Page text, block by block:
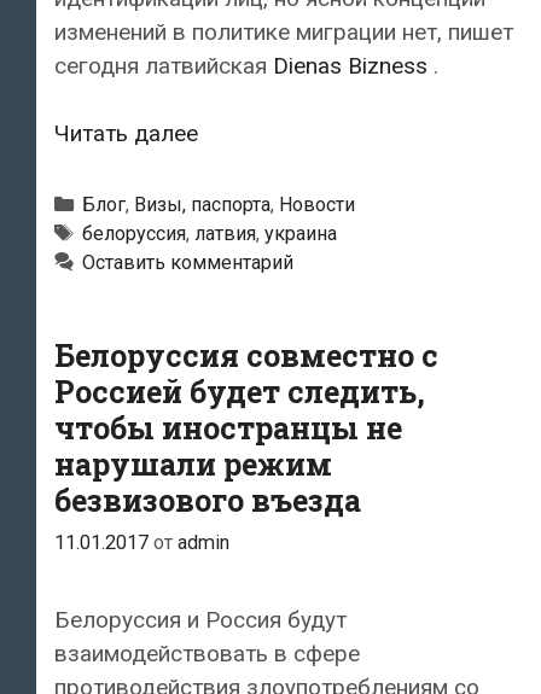
изменений в политике миграции нет, пишет
сегодня латвийская Dienas Bizness .
Читать далееУкраинцы
белорусы
работают
в
польским
разрешениям
Рубрики
Блог, Визы, паспорта, Новости
Метки
белоруссия, латвия, украина
Оставить комментарий
Белоруссия совместно с
Россией будет следить,
чтобы иностранцы не
нарушали режим
безвизового въезда
11.01.2017 от admin
Белоруссия и Россия будут
взаимодействовать в сфере
противодействия злоупотреблениям со